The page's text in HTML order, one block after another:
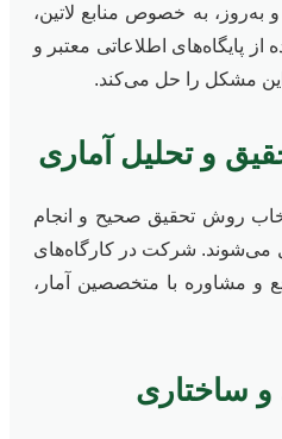
به‌روز، به خصوص منابع لاتین،
از پایگاه‌های اطلاعاتی معتبر و
مشکل را حل می‌کند.
و تحلیل آماری
روش تحقیق صحیح و انجام
می‌شوند. شرکت در کارگاه‌های
و مشاوره با متخصصین آمار،
ساختاری